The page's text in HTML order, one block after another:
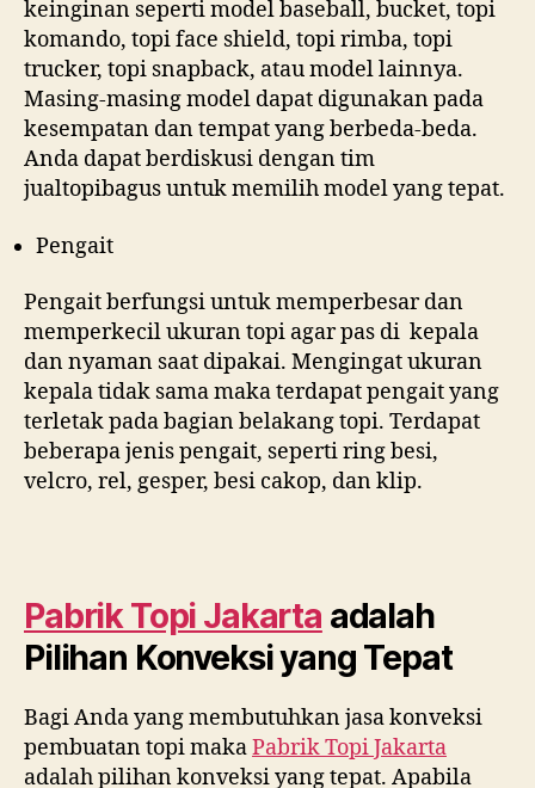
keinginan seperti model baseball, bucket, topi
komando, topi face shield, topi rimba, topi
trucker, topi snapback, atau model lainnya.
Masing-masing model dapat digunakan pada
kesempatan dan tempat yang berbeda-beda.
Anda dapat berdiskusi dengan tim
jualtopibagus untuk memilih model yang tepat.
Pengait
Pengait berfungsi untuk memperbesar dan
memperkecil ukuran topi agar pas di kepala
dan nyaman saat dipakai. Mengingat ukuran
kepala tidak sama maka terdapat pengait yang
terletak pada bagian belakang topi. Terdapat
beberapa jenis pengait, seperti ring besi,
velcro, rel, gesper, besi cakop, dan klip.
Pabrik Topi Jakarta adalah
Pilihan Konveksi yang Tepat
Bagi Anda yang membutuhkan jasa konveksi
pembuatan topi makaPabrik Topi Jakarta
adalah pilihan konveksi yang tepat. Apabila